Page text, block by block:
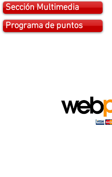
Sección Multimedia
Programa de puntos